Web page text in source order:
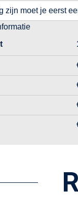
zijn moet je eerst